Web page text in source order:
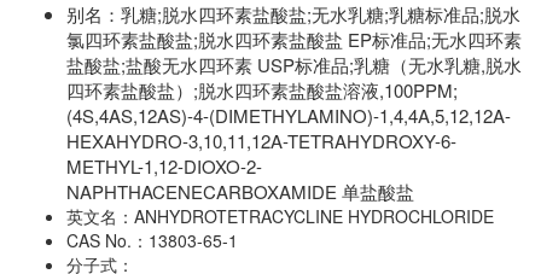
别名： 乳糖;脱水四环素盐酸盐;无水乳糖;乳糖标准品;脱水
氯四环素盐酸盐;脱水四环素盐酸盐 EP标准品;无水四环素
盐酸盐;盐酸无水四环素 USP标准品;乳糖（无水乳糖,脱水
四环素盐酸盐）;脱水四环素盐酸盐溶液,100PPM;
(4S,4AS,12AS)-4-(DIMETHYLAMINO)-1,4,4A,5,12,12A-
HEXAHYDRO-3,10,11,12A-TETRAHYDROXY-6-
METHYL-1,12-DIOXO-2-
NAPHTHACENECARBOXAMIDE 单盐酸盐
英文名： ANHYDROTETRACYCLINE HYDROCHLORIDE
CAS No.： 13803-65-1
分子式：